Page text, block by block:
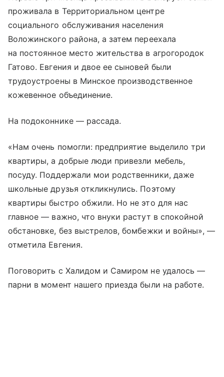
проживала в Территориальном центре
социального обслуживания населения
Воложинского района, а затем переехала
на постоянное место жительства в агрогородок
Гатово. Евгения и двое ее сыновей были
трудоустроены в Минское производственное
кожевенное объединение.
На подоконнике — рассада.
«Нам очень помогли: предприятие выделило три
квартиры, а добрые люди привезли мебель,
посуду. Поддержали мои родственники, даже
школьные друзья откликнулись. Поэтому
квартиры быстро обжили. Но не это для нас
главное — важно, что внуки растут в спокойной
обстановке, без выстрелов, бомбежки и войны», —
отметила Евгения.
Поговорить с Халидом и Самиром не удалось —
парни в момент нашего приезда были на работе.